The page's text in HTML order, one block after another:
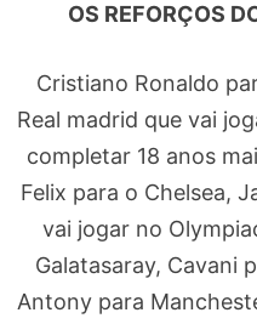
OS REFORÇOS
Cristiano Ronaldo
Real madrid que vai
completar 18 anos
Felix para o Chelsea,
vai jogar no
Galatasaray, Cavani
Antony para